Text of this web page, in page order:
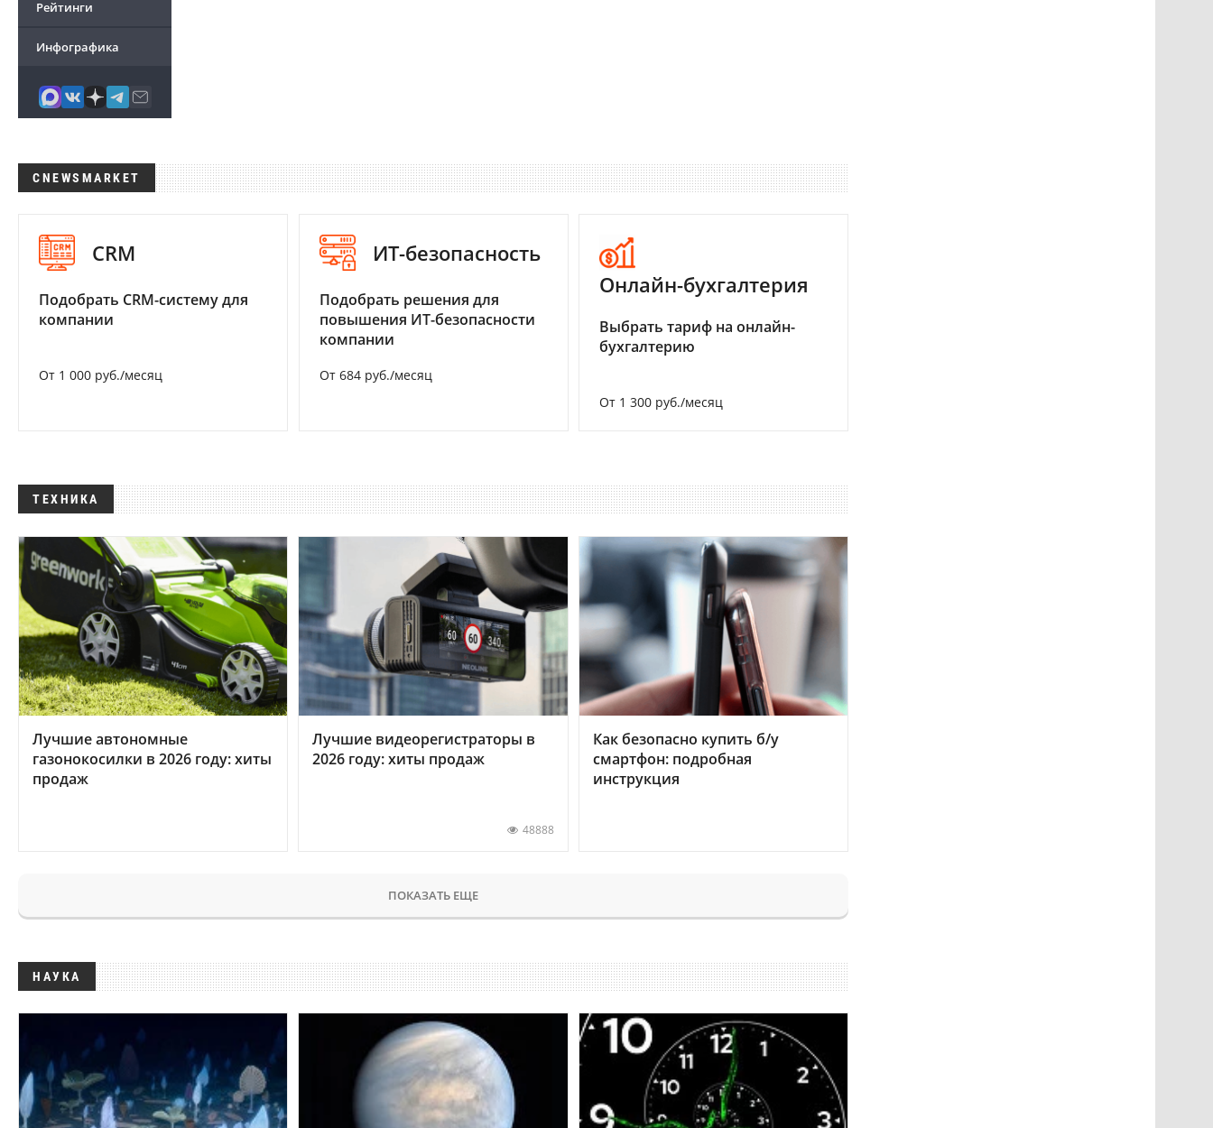
Рейтинги
Инфографика
CNEWSMARKET
CRM
Подобрать CRM-систему для
компании
От 1 000 руб./месяц
ИТ-безопасность
Подобрать решения для
повышения ИТ-безопасности
компании
От 684 руб./месяц
Онлайн-бухгалтерия
Выбрать тариф на онлайн-
бухгалтерию
От 1 300 руб./месяц
ТЕХНИКА
Лучшие автономные
газонокосилки в 2026 году: хиты
продаж
Лучшие видеорегистраторы в
2026 году: хиты продаж
48888
Как безопасно купить б/у
смартфон: подробная
инструкция
ПОКАЗАТЬ ЕЩЕ
НАУКА